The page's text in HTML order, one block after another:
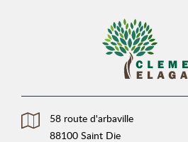
58 route d'arbaville
88100 Saint Die